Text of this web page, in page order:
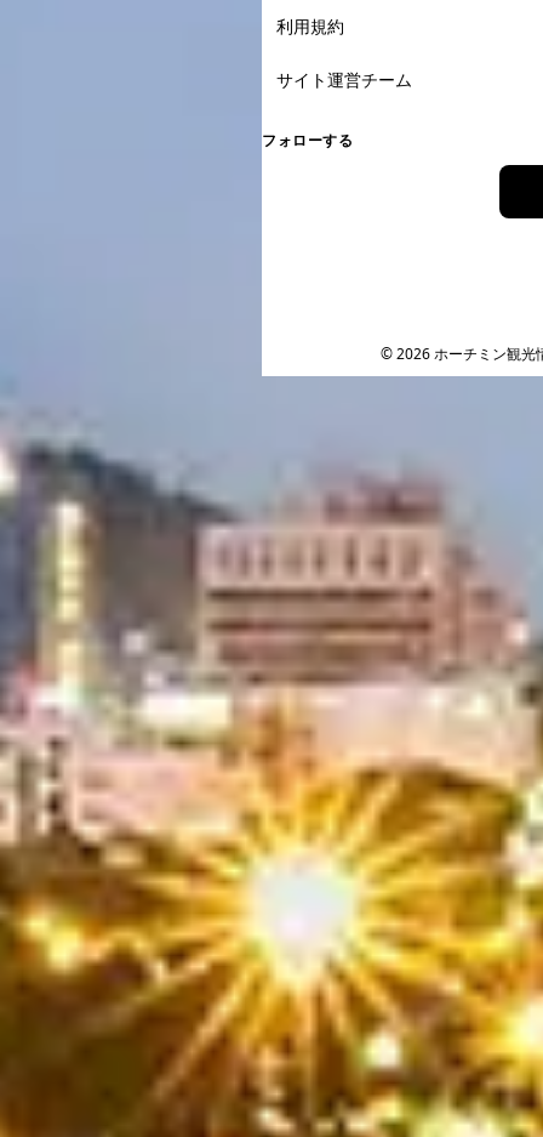
利用規約
サイト運営チーム
フォローする
© 2026 ホーチミン観光